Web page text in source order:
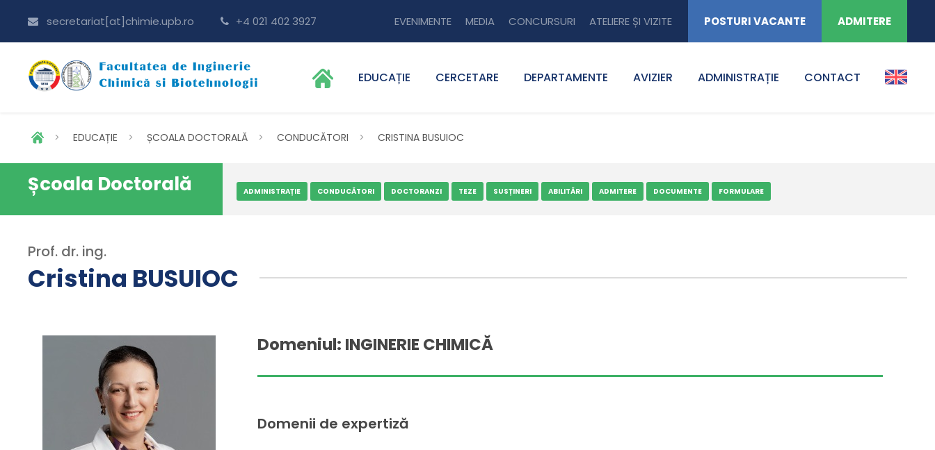
EVENIMENTE MEDIA CONCURSURI ATELIERE ȘI VIZITE POSTURI VACANTE ADMITERE
secretariat[at]chimie.upb.ro +4 021 402 3927
EDUCAȚIE CERCETARE DEPARTAMENTE AVIZIER ADMINISTRAȚIE CONTACT
> EDUCAȚIE > ȘCOALA DOCTORALĂ > CONDUCĂTORI > CRISTINA BUSUIOC
Școala Doctorală ADMINISTRAȚIE CONDUCĂTORI DOCTORANZI TEZE SUSȚINERI ABILITĂRI ADMITERE DOCUMENTE FORMULARE
Prof. dr. ing.
Cristina BUSUIOC
Domeniul: INGINERIE CHIMICĂ
Domenii de expertiză